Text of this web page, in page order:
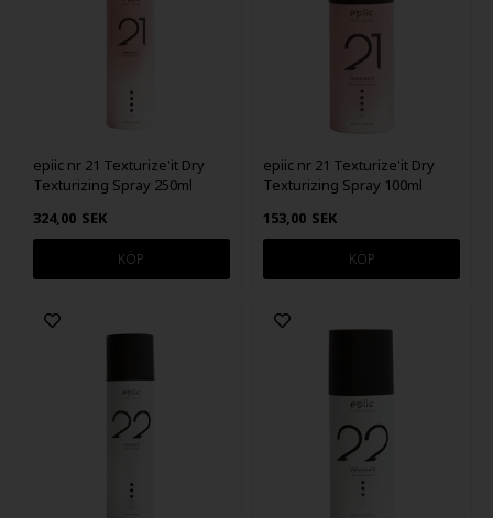
epiic nr 21 Texturize'it Dry
Texturizing Spray 250ml
324,00 SEK
epiic nr 21 Texturize'it Dry
Texturizing Spray 100ml
153,00 SEK